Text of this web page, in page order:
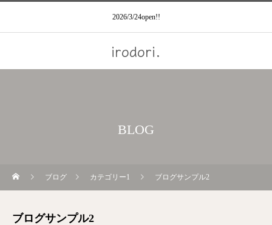
2026/3/24open!!
irodori.
BLOG
ブログ カテゴリー1 ブログサンプル2
ブログサンプル2